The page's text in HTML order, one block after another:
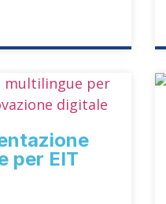
per EIT